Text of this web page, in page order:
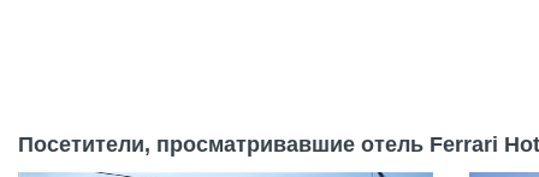
Посетители, просматривавшие отель Ferrari